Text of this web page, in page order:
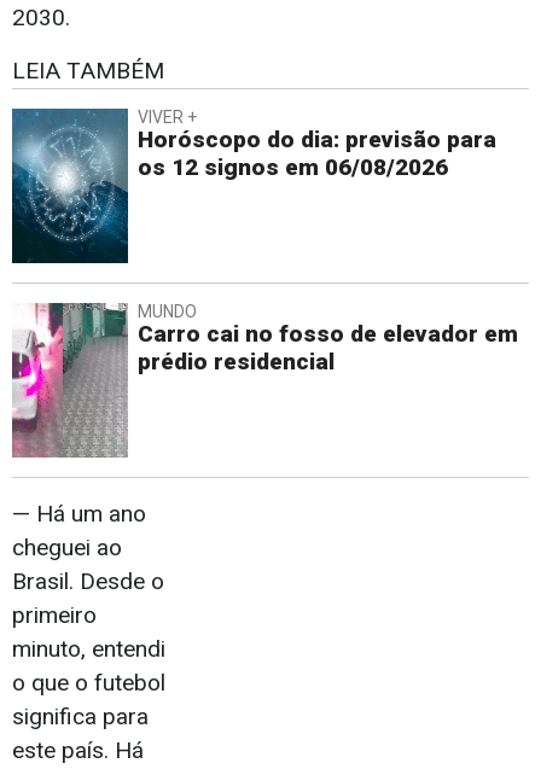
2030.
LEIA TAMBÉM
VIVER +
Horóscopo do dia: previsão para
os 12 signos em 06/08/2026
MUNDO
Carro cai no fosso de elevador em
prédio residencial
— Há um ano
cheguei ao
Brasil. Desde o
primeiro
minuto, entendi
o que o futebol
significa para
este país. Há